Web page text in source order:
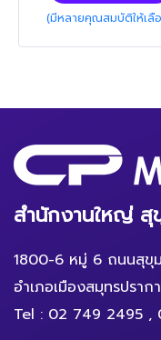
(มีหลายคุณสมบัติให้เลื
สำนักงานใหญ่ สุ
1800-6 หมู่ 6 ถนนสุขุ
อำเภอเมืองสมุทรปรา
Tel : 02 749 2495 ,